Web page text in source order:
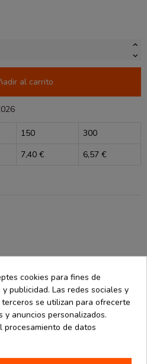
al carrito
150
300
7,40 € 6,57 €
"pop up". Gracias a un
precisa, la figura se despliega
cookies para fines de
publicidad. Las redes sociales y
se utilizan para ofrecerte
anuncios personalizados.
procesamiento de datos